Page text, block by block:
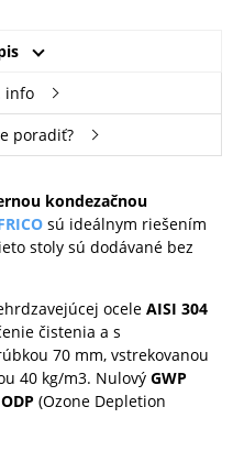
info
poradiť?
kondezačnou
sú ideálnym riešením
stoly sú dodávané bez
ocele AISI 304
čistenia a s
70 mm, vstrekovanou
40 kg/m3. Nulový GWP
ODP (Ozone Depletion